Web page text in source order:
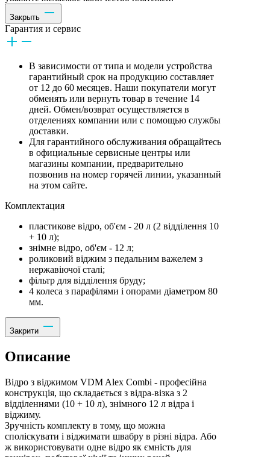
Закрыть
Гарантия и сервис
В зависимости от типа и модели устройства
гарантийный срок на продукцию составляет
от 12 до 60 месяцев. Наши покупатели могут
обменять или вернуть товар в течение 14
дней. Обмен/возврат осуществляется в
отделениях компании или с помощью службы
доставки.
Для гарантийного обслуживания обращайтесь
в официальные сервисные центры или
магазины компании, предварительно
позвонив на номер горячей линии, указанный
на этом сайте.
Комплектация
пластикове відро, об'єм - 20 л (2 відділення 10
+ 10 л);
знімне відро, об'єм - 12 л;
роликовий віджим з педальним важелем з
нержавіючої сталі;
фільтр для відділення бруду;
4 колеса з парафілями і опорами діаметром 80
мм.
Закрити
Описание
Відро з віджимом VDM Alex Combi - професійна
конструкція, що складається з відра-візка з 2
відділеннями (10 + 10 л), знімного 12 л відра і
віджиму.
Зручність комплекту в тому, що можна
споліскувати і віджимати швабру в різні відра. Або
ж використовувати одне відро як ємність для